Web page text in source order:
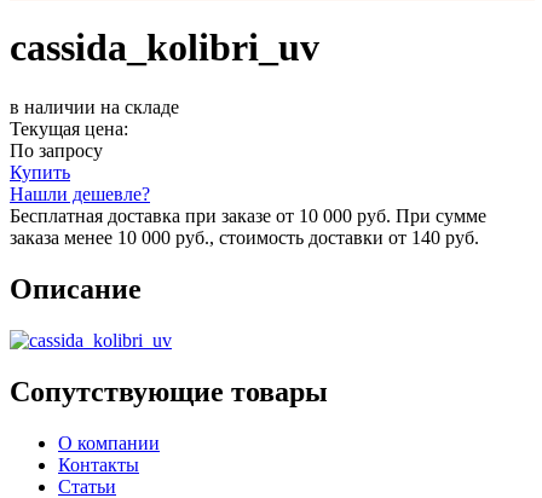
cassida_kolibri_uv
в наличии на складе
Текущая цена:
По запросу
Купить
Нашли дешевле?
Бесплатная доставка при заказе от 10 000 руб. При сумме
заказа менее 10 000 руб., стоимость доставки от 140 руб.
Описание
Сопутствующие товары
О компании
Контакты
Статьи